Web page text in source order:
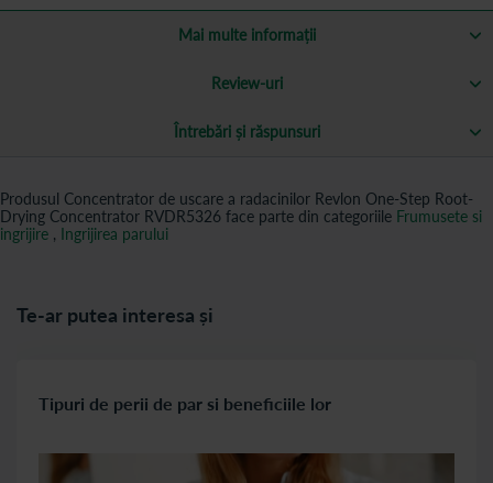
Mai multe informații
Review-uri
Întrebări și răspunsuri
Produsul Concentrator de uscare a radacinilor Revlon One-Step Root-
Drying Concentrator RVDR5326 face parte din categoriile Frumusete si
ingrijire , Ingrijirea parului
Te-ar putea interesa și
Tipuri de perii de par si beneficiile lor